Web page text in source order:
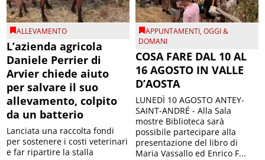
ALLEVAMENTO
L’azienda agricola
Daniele Perrier di
Arvier chiede aiuto
per salvare il suo
allevamento, colpito
da un batterio
Lanciata una raccolta fondi
per sostenere i costi veterinari
e far ripartire la stalla
APPUNTAMENTI,OGGI &
DOMANI
COSA FARE DAL 10 AL
16 AGOSTO IN VALLE
D’AOSTA
LUNEDÌ 10 AGOSTO ANTEY-
SAINT-ANDRÉ - Alla Sala
mostre Biblioteca sarà
possibile partecipare alla
presentazione del libro di
Maria Vassallo ed Enrico F...